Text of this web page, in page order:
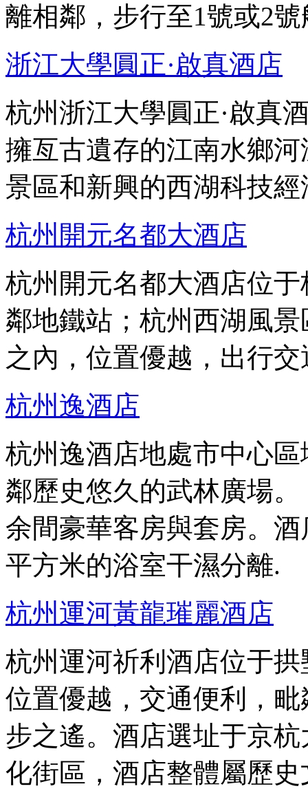
離相鄰，步行至1號或2
浙江大學圓正·啟真酒店
杭州浙江大學圓正·啟真
擁亙古遺存的江南水鄉
景區和新興的西湖科技
杭州開元名都大酒店
杭州開元名都大酒店位
鄰地鐵站；杭州西湖風
之內，位置優越，出行
杭州逸酒店
杭州逸酒店地處市中心
鄰歷史悠久的武林廣場
余間豪華客房與套房。
平方米的浴室干濕分離.
杭州運河黃龍璀麗酒店
杭州運河祈利酒店位于
位置優越，交通便利，毗
步之遙。酒店選址于京
化街區，酒店整體屬歷